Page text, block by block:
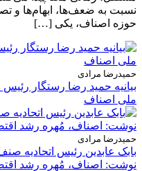
نسبت به ضعف‌ها، ابهام‌ها و
حوزه اصناف، یکی […]
حمیدرضا مرادی
بیانیه حمید رضا رستگار
ملی اصناف
حمیدرضا مرادی
بابک عابدین رئیس اتحادیه
نوشت: اصناف، مُهره رشد